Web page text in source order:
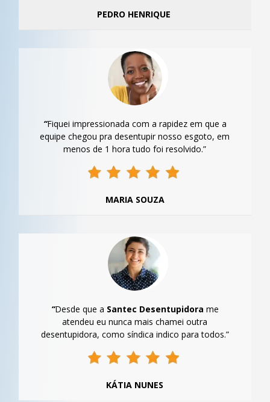
PEDRO HENRIQUE
“Fiquei impressionada com a rapidez em que a
equipe chegou pra desentupir nosso esgoto, em
menos de 1 hora tudo foi resolvido.”
MARIA SOUZA
“Desde que a Santec Desentupidora me
atendeu eu nunca mais chamei outra
desentupidora, como síndica indico para todos.”
KÁTIA NUNES